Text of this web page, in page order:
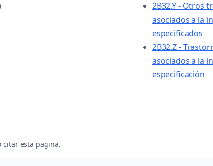
2B32.Y - Otros
asociados a la
especificados
2B32.Z -
asociados a la
especificación
citar esta pagina.